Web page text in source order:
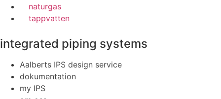
naturgas
tappvatten
integrated piping systems
Aalberts IPS design service
dokumentation
my IPS